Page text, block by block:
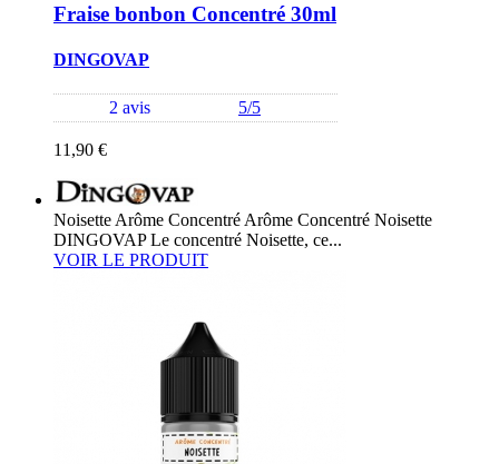
Fraise bonbon Concentré 30ml
DINGOVAP
2 avis 5/5
11,90 €
Noisette Arôme Concentré Arôme Concentré Noisette
DINGOVAP Le concentré Noisette, ce...
VOIR LE PRODUIT